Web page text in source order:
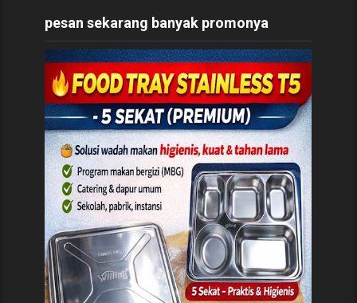
pesan sekarang banyak promonya